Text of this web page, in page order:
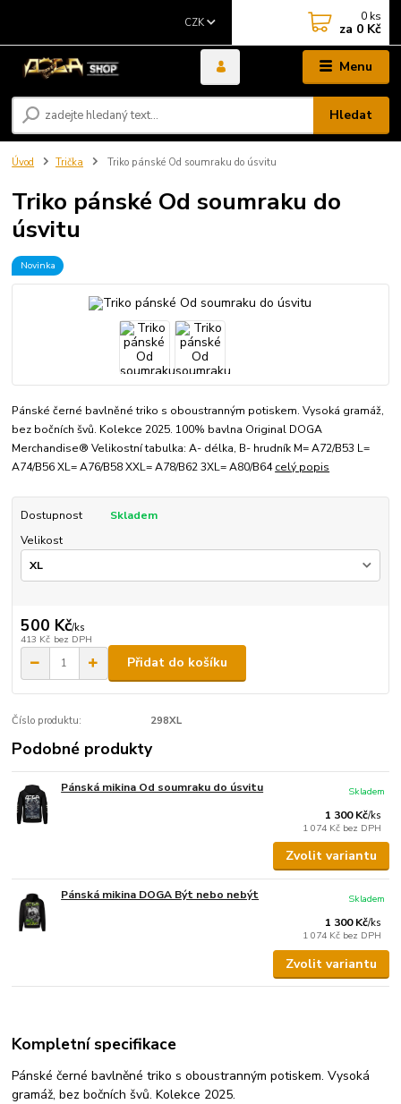
Menu
CZK
Hledat
0 ks
za 0 Kč
Úvod Trička Triko pánské Od soumraku do úsvitu
Triko pánské Od soumraku do
úsvitu
Novinka
Pánské černé bavlněné triko s oboustranným potiskem. Vysoká gramáž,
bez bočních švů. Kolekce 2025. 100% bavlna Original DOGA
Merchandise® Velikostní tabulka: A- délka, B- hrudník M= A72/B53 L=
A74/B56 XL= A76/B58 XXL= A78/B62 3XL= A80/B64celý popis
Dostupnost
Skladem
Velikost
500 Kč/ks
413 Kč bez DPH
Přidat do košíku
Číslo produktu: 298XL
Podobné produkty
Pánská mikina Od soumraku do úsvitu
1 300 Kč/ks
1 074 Kč bez DPH
Skladem
Zvolit variantu
Pánská mikina DOGA Být nebo nebýt
1 300 Kč/ks
1 074 Kč bez DPH
Skladem
Zvolit variantu
Kompletní specifikace
Pánské černé bavlněné triko s oboustranným potiskem. Vysoká
gramáž, bez bočních švů. Kolekce 2025.